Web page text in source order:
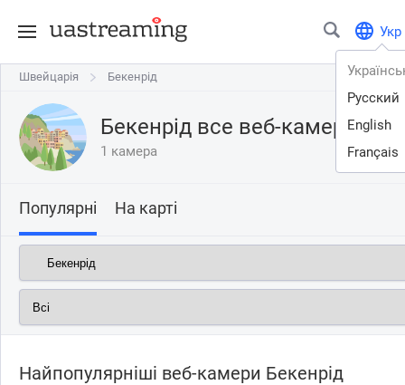
Укр
Русский
English
Français
Швейцарія Бекенрід
Швейцарія Бекенрід
Бекенрід все веб-камери
1 камера
Популярні На карті
Найпопулярніші веб-камери Бекенрід